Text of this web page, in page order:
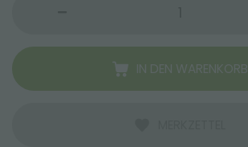
IN DEN WARENKORB